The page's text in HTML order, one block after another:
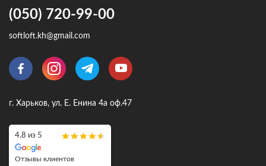
(050) 720-99-00
softloft.kh@gmail.com
г. Харьков, ул. Е. Енина 4а оф.47
4.8 из 5
Отзывы клиентов